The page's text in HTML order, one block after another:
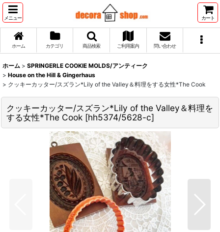
メニュー カート
ホーム カテゴリ 商品検索 ご利用案内 問い合わせ
ホーム > SPRINGERLE COOKIE MOLDS/アンティーク
> House on the Hill & Gingerhaus
> クッキーカッター/スズラン*Lily of the Valley＆料理をする女性*The Cook
クッキーカッター/スズラン*Lily of the Valley＆料理を
する女性*The Cook [hh5374/5628-c]